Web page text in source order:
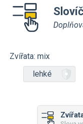
Zvířata: mix
lehké